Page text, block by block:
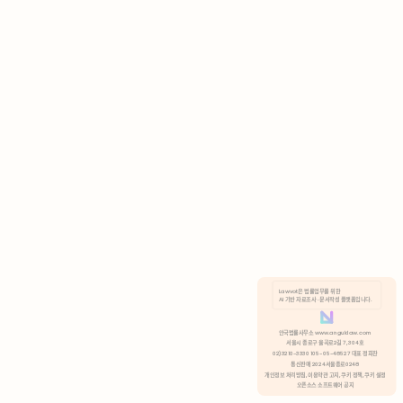
분석 쿠키 허용
Lawvot은 법률업무를 위한
AI 기반 자료조사 · 문서작성 플랫폼입니다.
안국법률사무소 www.anguklaw.com
서울시 종로구 율곡로2길 7, 304호
02)3210-3330 105-05-48527 대표 정희찬
통신판매 2024서울종로0248
개인정보 처리방침, 이용약관 고지, 쿠키 정책, 쿠키 설정
오픈소스 소프트웨어 공지